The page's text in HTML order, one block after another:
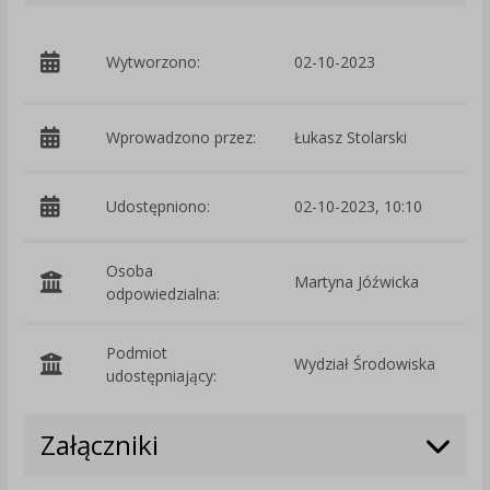
Wytworzono: 02-10-2023
Wprowadzono przez: Łukasz Stolarski
Udostępniono: 02-10-2023, 10:10
Osoba
odpowiedzialna:
Martyna Jóźwicka
Podmiot
udostępniający:
Wydział Środowiska
Załączniki